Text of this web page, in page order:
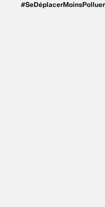
#SeDéplacerMoinsPolluer